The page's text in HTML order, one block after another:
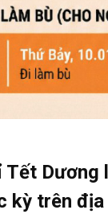
Tết Dương
kỳ trên địa